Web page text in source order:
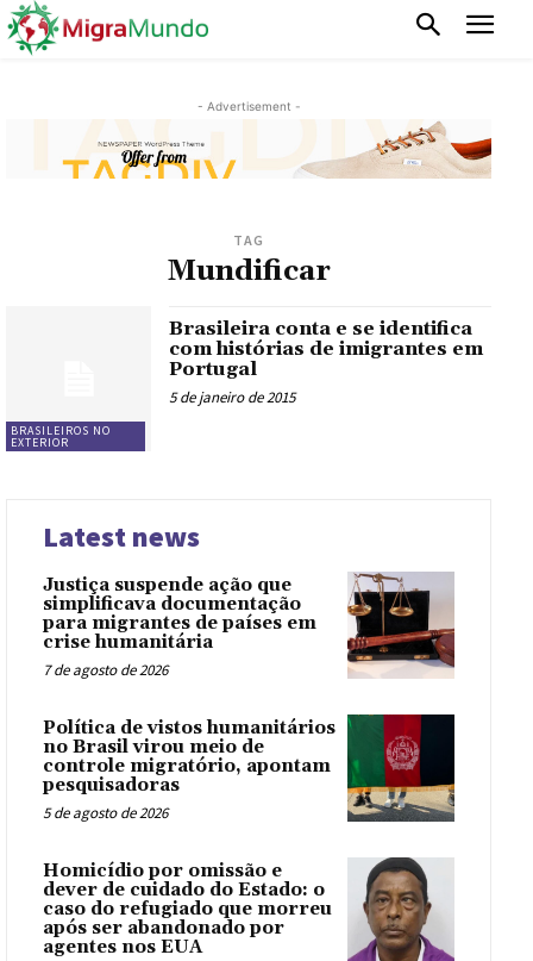
- Advertisement -
TAG
Mundificar
BRASILEIROS NO
EXTERIOR
Brasileira conta e se identifica
com histórias de imigrantes em
Portugal
5 de janeiro de 2015
Latest news
Justiça suspende ação que
simplificava documentação
para migrantes de países em
crise humanitária
7 de agosto de 2026
Política de vistos humanitários
no Brasil virou meio de
controle migratório, apontam
pesquisadoras
5 de agosto de 2026
Homicídio por omissão e
dever de cuidado do Estado: o
caso do refugiado que morreu
após ser abandonado por
agentes nos EUA